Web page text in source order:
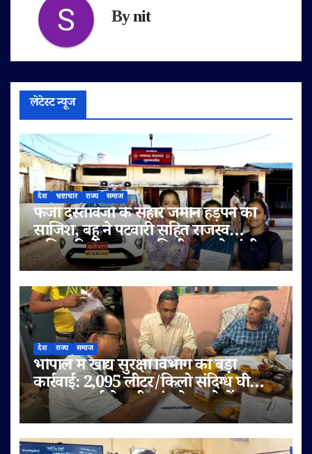
Bynit
लेटेस्ट न्यूज
देश भ्रष्टाचार राज्य समाज
फर्जी दस्तावेजों के सहारे जमीन हड़पने की
साजिश, बहू ने पटवारी सहित राजस्व
अधिकारियों पर लगाए मिलीभगत के गंभीर
आरोप
देश राज्य समाज
भोपाल में खाद्य सुरक्षा विभाग की बड़ी
कार्रवाई: 2,095 लीटर/किलो संदिग्ध घी
जब्त, सप्लाई चेन भी जांच के दायरे में